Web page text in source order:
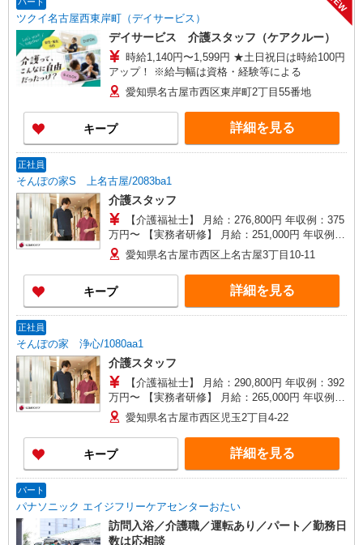
ター刈谷】愛知県刈谷市東陽町三丁目68番地 東
陽町鬼頭ビル1階北側 【在宅介護センター上名古
屋】愛知県名古屋市西区上名古屋三丁目25番52
カサデナカノ1階
ツクイ名古屋西東岸町（デイサービス）
デイサービス 介護スタッフ（ケアクルー）
時給1,140円〜1,599円 ★土日祝日は時給100円
アップ！ ※給与幅は資格・経験等による
愛知県名古屋市西区東岸町2丁目55番地
キープ 詳細を見る
正社員
そんぽの家S 上名古屋/2083ba1
介護スタッフ
【介護福祉士】 月給：276,800円 年収例：375
万円〜 【実務者研修】 月給：251,000円 年収例：
341万円〜 【初任者研修】 月給：235,300円 年収
例：320万円〜 ※職務手当、働きがい向上手当、
日祝手当（月平均2回分）、夜勤手当（月平均5回
分）等、毎月平均的に支払われる手当を含みま
す。 ※介護福祉士のみ、特別職務手当も含む ◎残
与 基本給2.08ヶ月分/年支給
愛知県名古屋市西区上名古屋3丁目10-11
キープ 詳細を見る
正社員
そんぽの家 浄心/1080aa1
介護スタッフ
【介護福祉士】 月給：290,800円 年収例：392
万円〜 【実務者研修】 月給：265,000円 年収例：
360万円〜 【初任者研修・無資格】 月給：
249,300円 年収例：337万円〜 ※職務手当、働き
がい向上手当、日祝手当（月平均2回分）、夜勤手
当（月平均5回分）等、毎月平均的に支払われる手
当を含みます。 ※介護福祉士のみ、特別職務手当
分〜） ◎賞与 基本給2.08ヶ月分/年支給
愛知県名古屋市西区児玉2丁目4-22
キープ 詳細を見る
パート
パナソニック エイジフリーケアセンターおたい
訪問入浴／介護職／運転あり／パート／勤務日
数は応相談